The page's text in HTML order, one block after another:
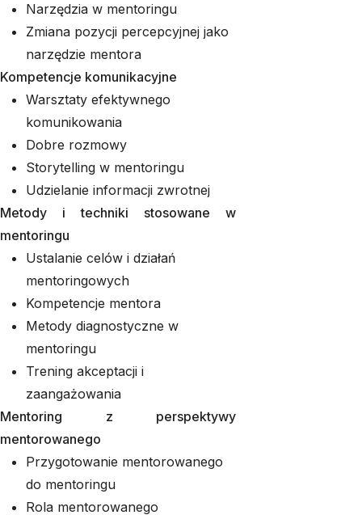
Narzędzia w mentoringu
Zmiana pozycji percepcyjnej jako
narzędzie mentora
Kompetencje komunikacyjne
Warsztaty efektywnego
komunikowania
Dobre rozmowy
Storytelling w mentoringu
Udzielanie informacji zwrotnej
Metody i techniki stosowane w
mentoringu
Ustalanie celów i działań
mentoringowych
Kompetencje mentora
Metody diagnostyczne w
mentoringu
Trening akceptacji i
zaangażowania
Mentoring z perspektywy
mentorowanego
Przygotowanie mentorowanego
do mentoringu
Rola mentorowanego